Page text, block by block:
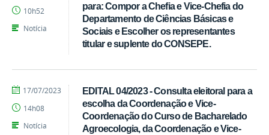
para: Compor a Chefia e Vice-Chefia do
Departamento de Ciências Básicas e
Sociais e Escolher os representantes
titular e suplente do CONSEPE.
10h52
Notícia
EDITAL 04/2023 - Consulta eleitoral para a
escolha da Coordenação e Vice-
Coordenação do Curso de Bacharelado
Agroecologia, da Coordenação e Vice-
por
publicado
17/07/2023
14h08
Notícia